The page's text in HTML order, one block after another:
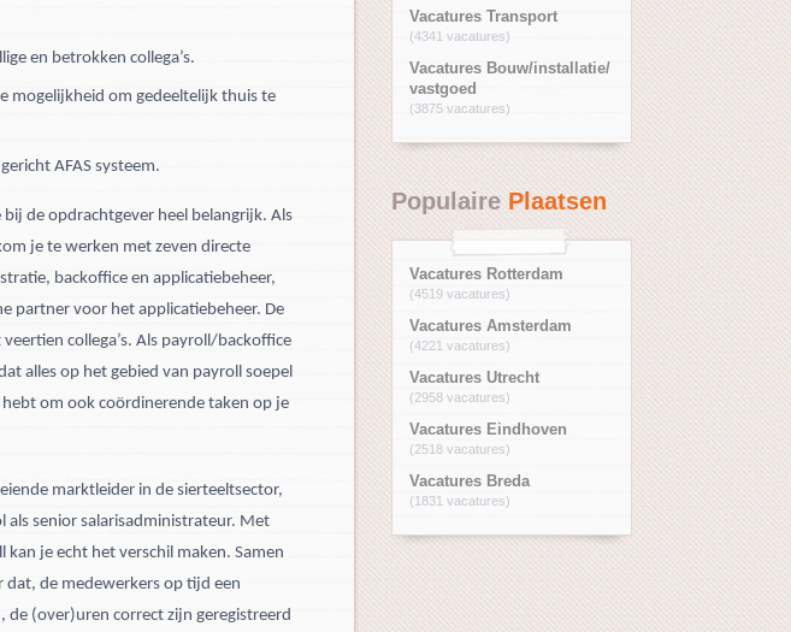
en betrokken collega’s.
mogelijkheid om gedeeltelijk thuis te
AFAS systeem.
de opdrachtgever heel belangrijk. Als
je te werken met zeven directe
backoffice en applicatiebeheer,
partner voor het applicatiebeheer. De
collega’s. Als payroll/backoffice
alles op het gebied van payroll soepel
om ook coördinerende taken op je
marktleider in de sierteeltsector,
als senior salarisadministrateur. Met
je echt het verschil maken. Samen
dat, de medewerkers op tijd een
de (over)uren correct zijn geregistreerd
Vacatures Transport
(4341 vacatures)
Vacatures Bouw/installatie/
vastgoed
(3875 vacatures)
Populaire Plaatsen
Vacatures Rotterdam
(4519 vacatures)
Vacatures Amsterdam
(4221 vacatures)
Vacatures Utrecht
(2958 vacatures)
Vacatures Eindhoven
(2518 vacatures)
Vacatures Breda
(1831 vacatures)